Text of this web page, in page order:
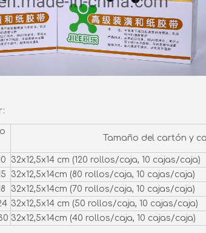
Tamaño del cartón y
32x12,5x14 cm (120 rollos/caja, 10 cajas/caja)
32x12,5x14cm (80 rollos/caja, 10 cajas/caja)
32x12,5x14cm (70 rollos/caja, 10 cajas/caja)
32x12,5x14 cm (50 rollos/caja, 10 cajas/caja)
32x12,5x14cm (40 rollos/caja, 10 cajas/caja)